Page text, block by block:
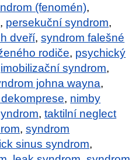
(fenomén),
, persekuční syndrom,
dveří,syndrom falešné
rodiče, psychický
imobilizační syndrom,
johna wayna,
, nimby
,taktilní neglect
,syndrom
sinus syndrom,